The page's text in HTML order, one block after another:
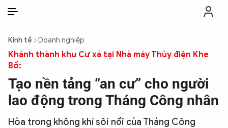
THỜI SỰ
CHỐNG DIỄN BIẾN HÒA BÌNH
Kinh tế Doanh nghiệp
Khánh thành khu Cư xá tại Nhà máy Thủy điện Khe
Bố:
Tạo nền tảng “an cư” cho người
lao động trong Tháng Công nhân
Hòa trong không khí sôi nổi của Tháng Công